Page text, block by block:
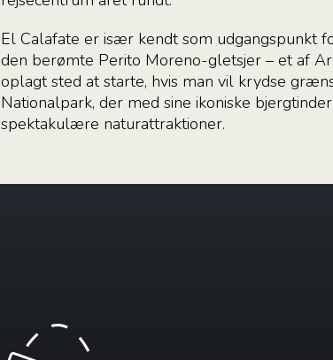
El Calafate er især kendt som udgangspunkt
den berømte Perito Moreno-gletsjer – et af
oplagt sted at starte, hvis man vil krydse
Nationalpark, der med sine ikoniske
spektakulære naturattraktioner.